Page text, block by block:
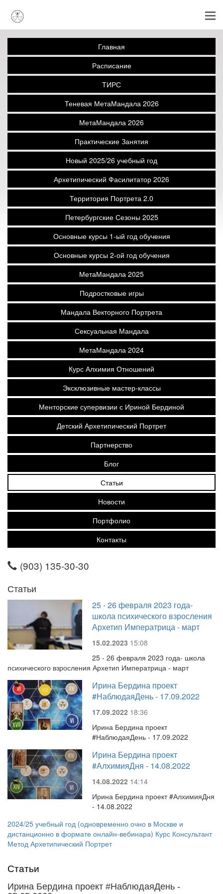
Главная
Расписание
ТИРС
Теневая МетаМандала 2026
МетаМандала 2026
Практические Занятия
Новый 2025/26 учебный год
Архетипический Фасилитатор 2026
Территория Портрета 2.0
Петербургские Сезоны 2025
Основные курсы 1-ый год обучения
Основные курсы 2-ой год обучения
МетаМандала 2025
Подростковые игры
Мандала Векторного Портрета
Сексуальная Мандала
МетаМандала 2024
Курс Алхимия Отношений
Эксклюзивные мастер-классы
Менторские супервизии с Ириной Бердиной
Детский Архетипический Портрет
Партнерство
Блог
Статьи
Новости
Портфолио
Контакты
(903) 135-30-30
Статьи
25 - 26 февраля 2023 года-
школа психического взросления
Архетип Императрица - март
15.02.2023 15:08
25 - 26 февраля 2023 года- школа
психического взросления Архетип Императрица - март
Ирина Бердина проект
#НаблюдаяДень - 17.09.2022
17.09.2022 18:36
Ирина Бердина проект
#НаблюдаяДень - 17.09.2022
Ирина Бердина проект
#АлхимияДня - 14.08.2022
14.08.2022 14:14
Ирина Бердина проект #АлхимияДня
- 14.08.2022
2024/25 учебный год (одновременно очно в Москве и
дистанционно в формате онлайн-вебинара) Курс Консультант
Метод Архетипический Портрет
Статьи
Ирина Бердина проект #НаблюдаяДень -